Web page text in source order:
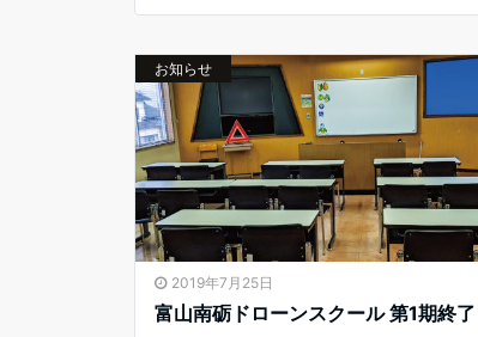
お知らせ
2019年7月25日
富山南砺ドローンスクール 第1期終了